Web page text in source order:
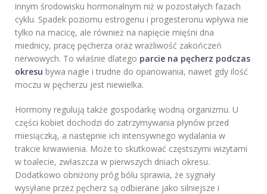
innym środowisku hormonalnym niż w pozostałych fazach
cyklu. Spadek poziomu estrogenu i progesteronu wpływa nie
tylko na macicę, ale również na napięcie mięśni dna
miednicy, pracę pęcherza oraz wrażliwość zakończeń
nerwowych. To właśnie dlatego parcie na pęcherz podczas
okresu bywa nagłe i trudne do opanowania, nawet gdy ilość
moczu w pęcherzu jest niewielka.
Hormony regulują także gospodarkę wodną organizmu. U
części kobiet dochodzi do zatrzymywania płynów przed
miesiączką, a następnie ich intensywnego wydalania w
trakcie krwawienia. Może to skutkować częstszymi wizytami
w toalecie, zwłaszcza w pierwszych dniach okresu.
Dodatkowo obniżony próg bólu sprawia, że sygnały
wysyłane przez pęcherz są odbierane jako silniejsze i